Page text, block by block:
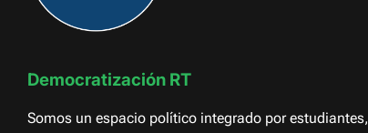
Democratización RT
Somos un espacio político integrado por estudiantes,